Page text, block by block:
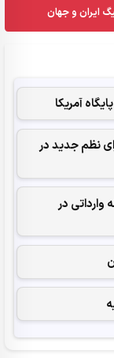
ایران و جهان
نظم جدید در
وارداتی در